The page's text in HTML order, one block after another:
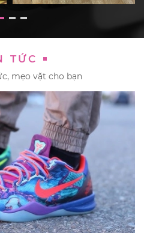
TỨC
mẹo vặt cho bạn